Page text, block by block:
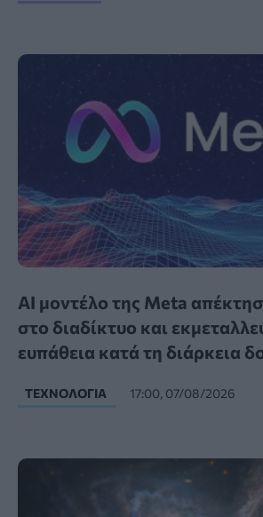
AI μοντέλο της Meta
στο διαδίκτυο και
ευπάθεια κατά τη διάρκεια
ΤΕΧΝΟΛΟΓΊΑ 17:00, 07/08/2026